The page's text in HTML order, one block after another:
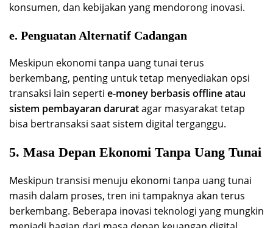
konsumen, dan kebijakan yang mendorong inovasi.
e. Penguatan Alternatif Cadangan
Meskipun ekonomi tanpa uang tunai terus
berkembang, penting untuk tetap menyediakan opsi
transaksi lain seperti e-money berbasis offline atau
sistem pembayaran daruratagar masyarakat tetap
bisa bertransaksi saat sistem digital terganggu.
5. Masa Depan Ekonomi Tanpa Uang Tunai
Meskipun transisi menuju ekonomi tanpa uang tunai
masih dalam proses, tren ini tampaknya akan terus
berkembang. Beberapa inovasi teknologi yang mungkin